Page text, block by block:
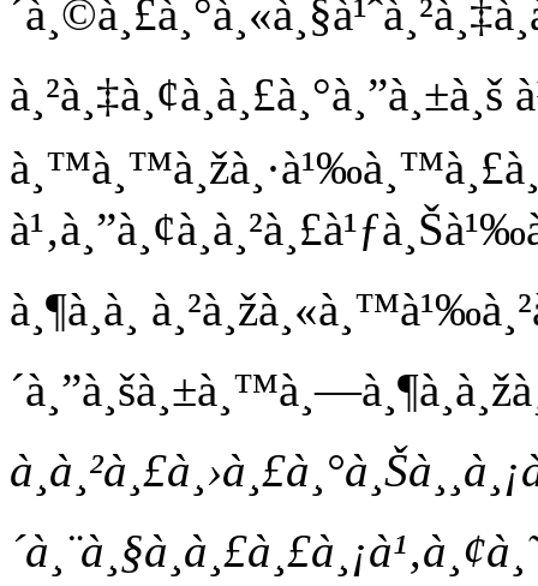
à¸²à¸‡à¸¢à¸à¸£à¸°à¸”à¸±à¸š
à¸¶à¸à¸